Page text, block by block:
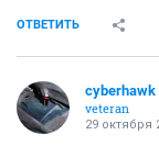
ОТВЕТИТЬ
cyberhawk
veteran
29 октября